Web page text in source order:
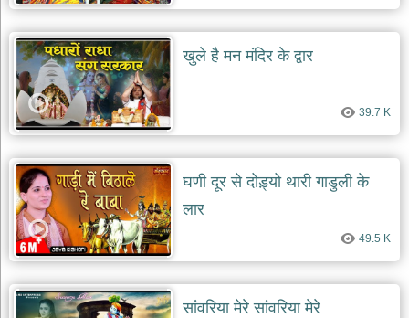
आज
का
भजन
bhajan
of
the
day
जोड़ें
add
bhajans
खुले है मन मंदिर के द्वार
39.7 K
घणी दूर से दोड़्यो थारी गाडुली के
लार
49.5 K
सांवरिया मेरे सांवरिया मेरे